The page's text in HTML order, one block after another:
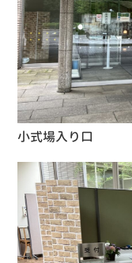
小式場入り口